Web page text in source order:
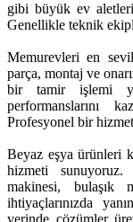
gibi büyük ev
Genellikle teknik
Memurevleri en
parça, montaj ve
bir tamir işlemi
performanslarını
Profesyonel bir
Beyaz eşya ürünleri
hizmeti sunuyoruz.
makinesi,
ihtiyaçlarınızda
yerinde çözümler